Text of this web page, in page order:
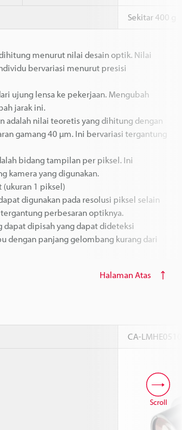
Sekitar 400 g
menurut nilai desain optik. Nilai
bervariasi menurut presisi
ujung lensa ke pekerjaan. Mengubah
jarak ini.
adalah nilai teoretis yang dihitung dengan
gamang 40 µm. Ini bervariasi tergantung
bidang tampilan per piksel. Ini
kamera yang digunakan.
(ukuran 1 piksel)
digunakan pada resolusi piksel selain
perbesaran optiknya.
dapat dipisah yang dapat dideteksi
dengan panjang gelombang kurang dari
Halaman Atas
CA-
Scroll